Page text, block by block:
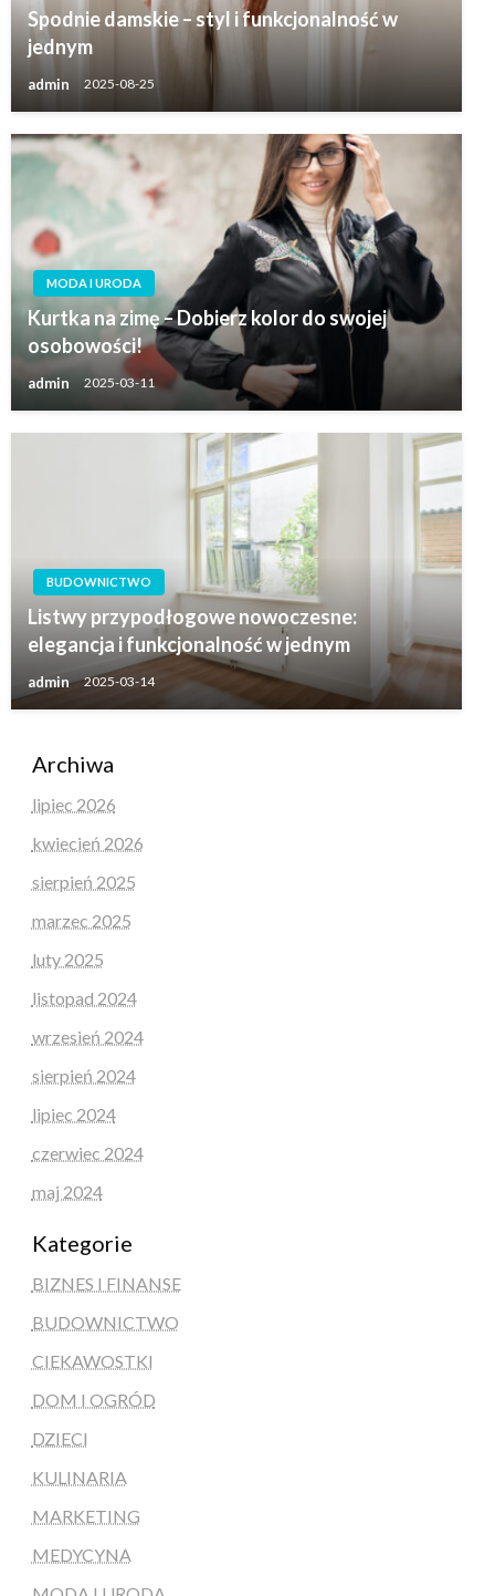
Spodnie damskie – styl i funkcjonalność w
jednym
admin 2025-08-25
MODA I URODA
Kurtka na zimę – Dobierz kolor do swojej
osobowości!
admin 2025-03-11
BUDOWNICTWO
Listwy przypodłogowe nowoczesne:
elegancja i funkcjonalność w jednym
admin 2025-03-14
Archiwa
lipiec 2026
kwiecień 2026
sierpień 2025
marzec 2025
luty 2025
listopad 2024
wrzesień 2024
sierpień 2024
lipiec 2024
czerwiec 2024
maj 2024
Kategorie
BIZNES I FINANSE
BUDOWNICTWO
CIEKAWOSTKI
DOM I OGRÓD
DZIECI
KULINARIA
MARKETING
MEDYCYNA